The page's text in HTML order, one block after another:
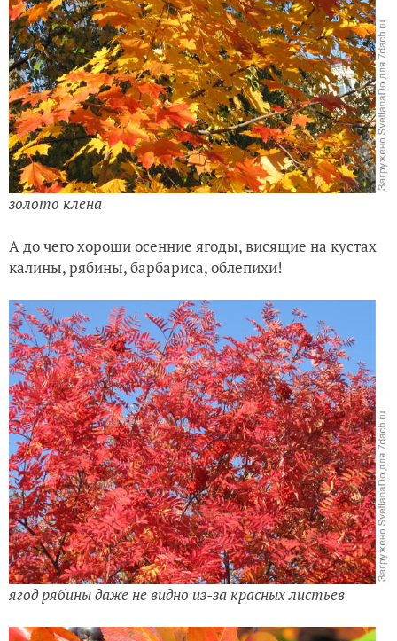
золото клена
А до чего хороши осенние ягоды, висящие на кустах
калины, рябины, барбариса, облепихи!
ягод рябины даже не видно из-за красных листьев